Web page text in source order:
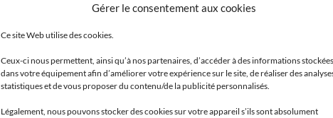
Gérer le consentement aux cookies
Ce site Web utilise des cookies.
Ceux-ci nous permettent, ainsi qu’à nos partenaires, d’accéder à des informations stockées
dans votre équipement afin d’améliorer votre expérience sur le site, de réaliser des
statistiques et de vous proposer du contenu/de la publicité personnalisés.
Légalement, nous pouvons stocker des cookies sur votre appareil s’ils sont absolument